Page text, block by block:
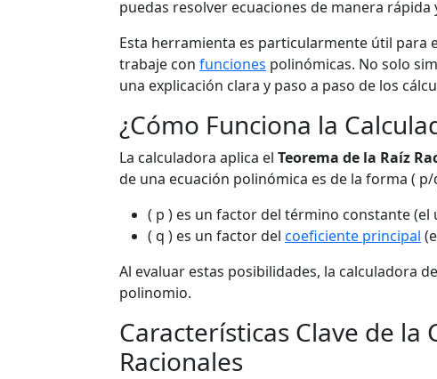
puedas resolver ecuaciones de manera rápida
Esta herramienta es particularmente útil
trabaje con funciones polinómicas. No solo
una explicación clara y paso a paso de los
¿Cómo Funciona la
La calculadora aplica el Teorema de la Raíz
de una ecuación polinómica es de la forma ( p/
( p ) es un factor del término constante
( q ) es un factor del coeficiente principal
Al evaluar estas posibilidades, la calculadora
polinomio.
Características Clave de la
Racionales